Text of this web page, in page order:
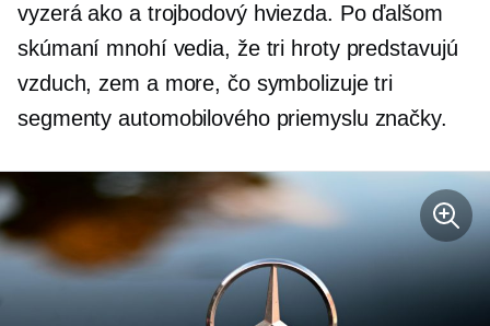
vyzerá ako a trojbodovýhviezda. Po ďalšom
skúmaní mnohí vedia, že tri hroty predstavujú
vzduch, zem a more, čo symbolizuje tri
segmenty automobilového priemyslu značky.